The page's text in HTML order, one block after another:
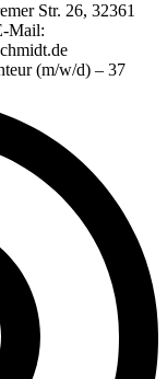
Str. 26, 32361
Mail:
(m/w/d) – 37